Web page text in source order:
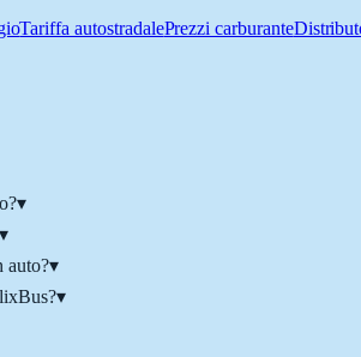
Tariffa autostradalePrezzi carburante
▾
▾
auto?▾
▾